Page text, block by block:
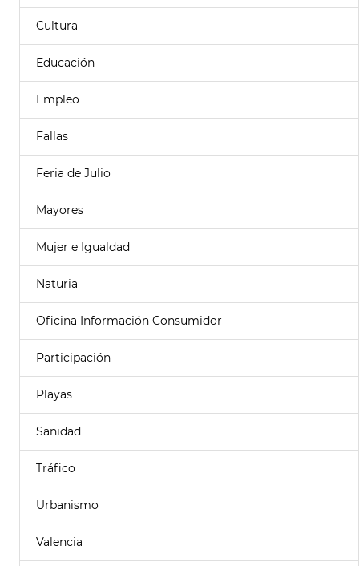
Cultura
Educación
Empleo
Fallas
Feria de Julio
Mayores
Mujer e Igualdad
Naturia
Oficina Información Consumidor
Participación
Playas
Sanidad
Tráfico
Urbanismo
Valencia